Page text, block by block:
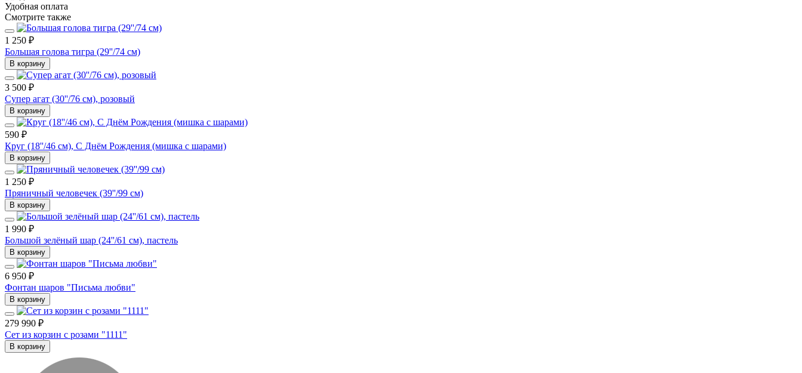
Удобная оплата
Смотрите также
1 250 ₽
Большая голова тигра (29''/74 см)
В корзину
3 500 ₽
Супер агат (30''/76 см), розовый
В корзину
590 ₽
Круг (18''/46 см), С Днём Рождения (мишка с шарами)
В корзину
1 250 ₽
Пряничный человечек (39''/99 см)
В корзину
1 990 ₽
Большой зелёный шар (24''/61 см), пастель
В корзину
6 950 ₽
Фонтан шаров "Письма любви"
В корзину
279 990 ₽
Сет из корзин с розами "1111"
В корзину